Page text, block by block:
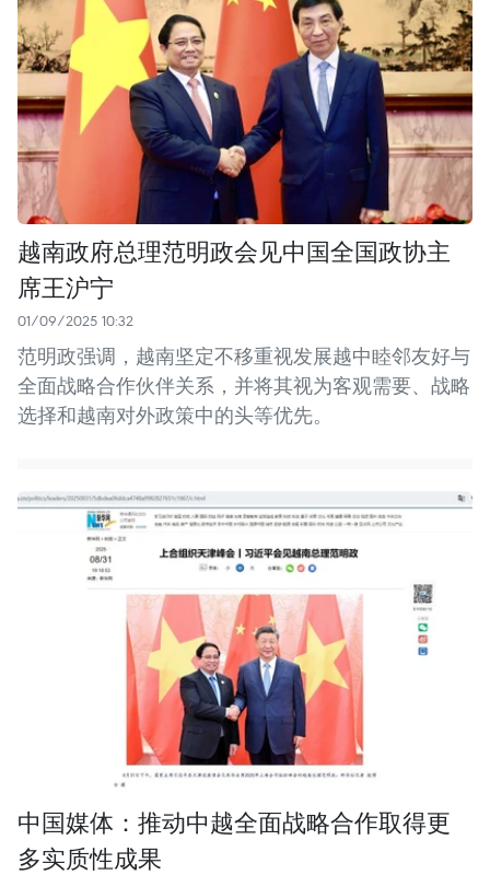
越南政府总理范明政会见中国全国政协主
席王沪宁
01/09/2025 10:32
范明政强调，越南坚定不移重视发展越中睦邻友好与
全面战略合作伙伴关系，并将其视为客观需要、战略
选择和越南对外政策中的头等优先。
中国媒体：推动中越全面战略合作取得更
多实质性成果